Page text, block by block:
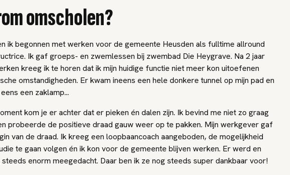
omscholen?
ik begonnen met werken voor de gemeente Heusden als fulltime allround
Ik gaf groeps- en zwemlessen bij zwembad Die Heygrave. Na 2 jaar
kreeg ik te horen dat ik mijn huidige functie niet meer kon uitoefenen
omstandigheden. Er kwam ineens een hele donkere tunnel op mijn pad en
een zaklamp...
kom je er achter dat er pieken én dalen zijn. Ik bevind me niet zo graag
probeerde de positieve draad gauw weer op te pakken. Mijn werkgever gaf
van de draad. Ik kreeg een loopbaancoach aangeboden, de mogelijkheid
te gaan volgen én ik kon voor de gemeente blijven werken. Er werd en
enorm meegedacht. Daar ben ik ze nog steeds super dankbaar voor!